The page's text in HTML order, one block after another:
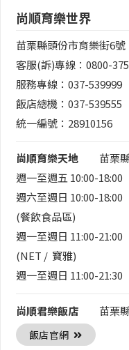
尚順育樂世界
苗栗縣頭份市育樂街6號
客服(訴)專線：0800-
服務專線：037-539999
飯店總機：037-539555
統一編號：28910156
尚順育樂天地苗栗縣
週一至週五 10:00-18:00
週六至週日 10:00-18:00
(餐飲食品區)
週一至週日 11:00-21:00
(NET / 寶雅)
週一至週日 11:00-21:30
尚順君樂飯店苗栗縣
飯店官網